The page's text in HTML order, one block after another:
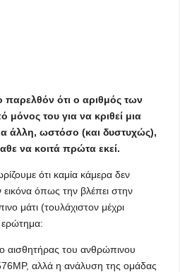
παρελθόν ότι ο αριθμός των
μόνος του για να κριθεί μια
άλλη, ωστόσο (και δυστυχώς),
να κοιτά πρώτα εκεί.
ότι καμία κάμερα δεν
εικόνα όπως την βλέπει στην
μάτι (τουλάχιστον μέχρι
ερώτημα:
αισθητήρας του ανθρώπινου
αλλά η ανάλυση της ομάδας